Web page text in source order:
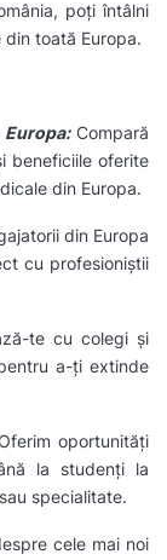
poți întâlni
toată Europa.
Compară
beneficiile oferite
din Europa.
din Europa
cu profesioniștii
te cu colegi și
a-ți extinde
oportunități
la studenți la
specialitate.
cele mai noi